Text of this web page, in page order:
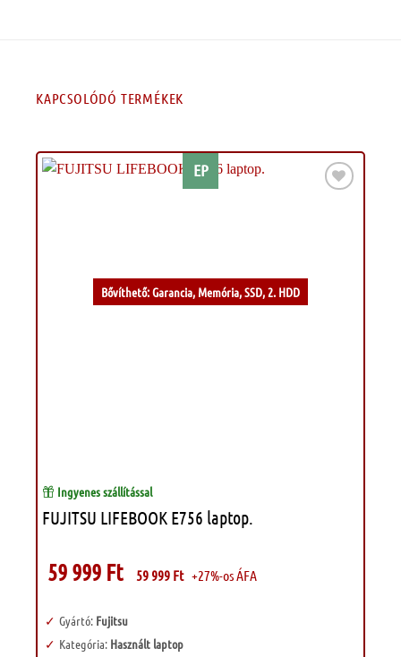
KAPCSOLÓDÓ TERMÉKEK
EP
Bővíthető: Garancia, Memória, SSD, 2. HDD
Ingyenes szállítással
FUJITSU LIFEBOOK E756 laptop.
59 999 Ft 59 999 Ft +27%-os ÁFA
Gyártó: Fujitsu
Kategória:Használt laptop